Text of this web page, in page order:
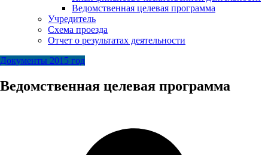
Ведомственная целевая программа
Учредитель
Схема проезда
Отчет о результатах деятельности
Документы 2015 год
Ведомственная целевая программа